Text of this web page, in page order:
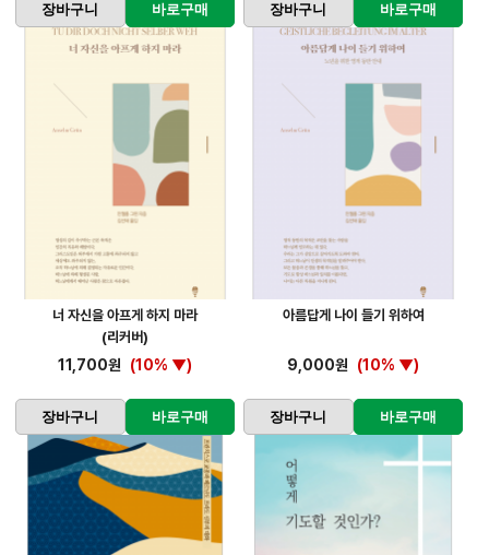
장바구니 바로구매 장바구니 바로구매
너 자신을 아프게 하지 마라
(리커버)
11,700원 (10% ▼)
장바구니 바로구매
아름답게 나이 들기 위하여
9,000원 (10% ▼)
장바구니 바로구매